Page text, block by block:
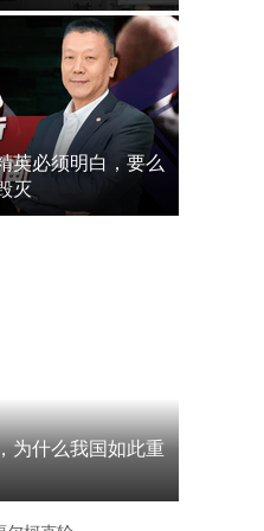
英必须明白，要么
灭
为什么我国如此重